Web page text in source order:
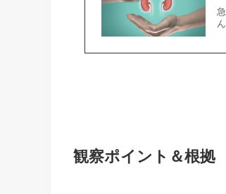
観察ポイント＆根拠